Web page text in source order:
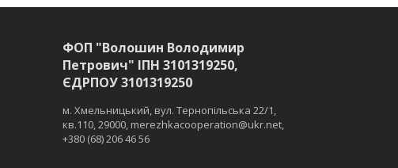
ФОП "Волошин Володимир
Петрович" ІПН 3101319250,
ЄДРПОУ 3101319250
м. Хмельницький, вул. Тернопільська 22/1,
кв.110, 29000, merezhkacooperation@ukr.net,
+380 (68) 206 46 56